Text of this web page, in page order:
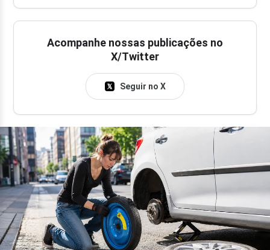
Acompanhe nossas publicações no
X/Twitter
Seguir no X